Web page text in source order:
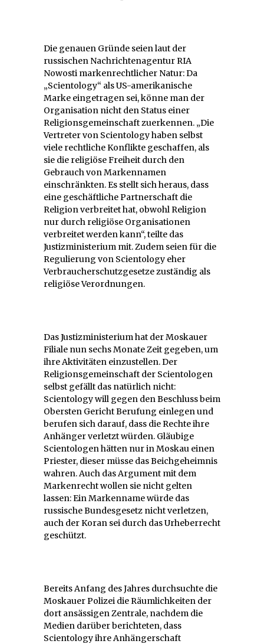
Die genauen Gründe seien laut der
russischen Nachrichtenagentur RIA
Nowosti markenrechtlicher Natur: Da
„Scientology“ als US-amerikanische
Marke eingetragen sei, könne man der
Organisation nicht den Status einer
Religionsgemeinschaft zuerkennen. „Die
Vertreter von Scientology haben selbst
viele rechtliche Konflikte geschaffen, als
sie die religiöse Freiheit durch den
Gebrauch von Markennamen
einschränkten. Es stellt sich heraus, dass
eine geschäftliche Partnerschaft die
Religion verbreitet hat, obwohl Religion
nur durch religiöse Organisationen
verbreitet werden kann“, teilte das
Justizministerium mit. Zudem seien für die
Regulierung von Scientology eher
Verbraucherschutzgesetze zuständig als
religiöse Verordnungen.
Das Justizministerium hat der Moskauer
Filiale nun sechs Monate Zeit gegeben, um
ihre Aktivitäten einzustellen. Der
Religionsgemeinschaft der Scientologen
selbst gefällt das natürlich nicht:
Scientology will gegen den Beschluss beim
Obersten Gericht Berufung einlegen und
berufen sich darauf, dass die Rechte ihre
Anhänger verletzt würden. Gläubige
Scientologen hätten nur in Moskau einen
Priester, dieser müsse das Beichgeheimnis
wahren. Auch das Argument mit dem
Markenrecht wollen sie nicht gelten
lassen: Ein Markenname würde das
russische Bundesgesetz nicht verletzen,
auch der Koran sei durch das Urheberrecht
geschützt.
Bereits Anfang des Jahres durchsuchte die
Moskauer Polizei die Räumlichkeiten der
dort ansässigen Zentrale, nachdem die
Medien darüber berichteten, dass
Scientology ihre Anhängerschaft